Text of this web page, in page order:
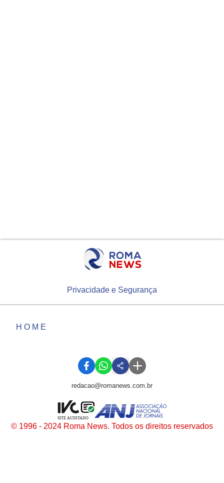
Privacidade e Segurança
HOME
redacao@romanews.com.br
© 1996 - 2024 Roma News. Todos os direitos reservados
SITE AUDITADO